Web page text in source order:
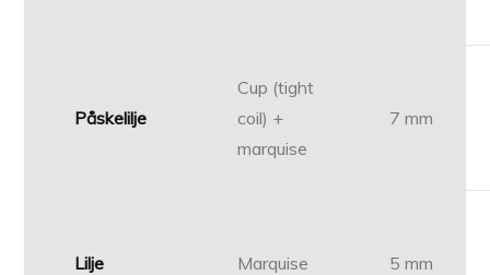
Påskelilje
Cup (tight
coil) +
marquise
7 mm
Lilje Marquise 5 mm